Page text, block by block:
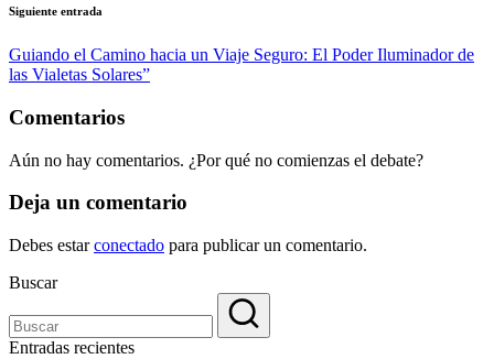
Siguiente entrada
Guiando el Camino hacia un Viaje Seguro: El Poder Iluminador de
las Vialetas Solares”
Comentarios
Aún no hay comentarios. ¿Por qué no comienzas el debate?
Deja un comentario
Debes estarconectado para publicar un comentario.
Buscar
Entradas recientes